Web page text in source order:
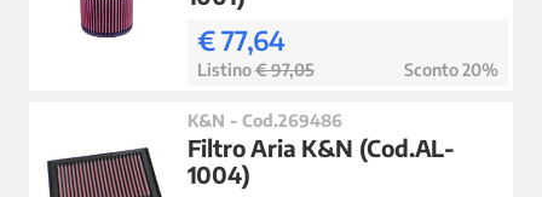
€ 77,64
Listino€ 97,05 Sconto 20%
K&N - Cod.269486
Filtro Aria K&N (Cod.AL-
1004)